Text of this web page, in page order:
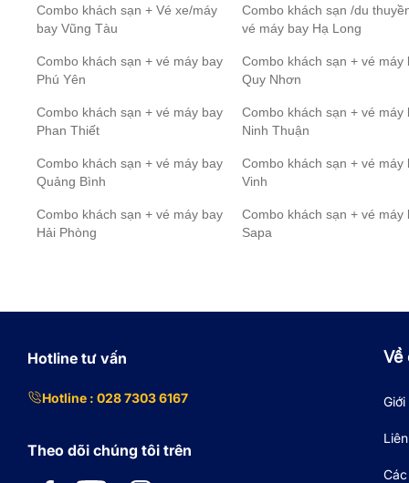
Combo khách sạn + Vé xe/máy
bay Vũng Tàu
Combo khách sạn /du
vé máy bay Hạ Long
Combo khách sạn + vé máy bay
Phú Yên
Combo khách sạn + vé máy
Quy Nhơn
Combo khách sạn + vé máy bay
Phan Thiết
Combo khách sạn + vé máy
Ninh Thuận
Combo khách sạn + vé máy bay
Quảng Bình
Combo khách sạn + vé máy
Vinh
Combo khách sạn + vé máy bay
Hải Phòng
Combo khách sạn + vé máy
Sapa
Hotline tư vấn
Hotline : 028 7303 6167
Theo dõi chúng tôi trên
Về